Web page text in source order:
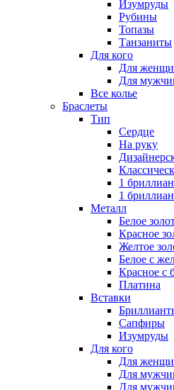
Изумруды
Рубины
Топазы
Танзаниты
Для кого
Для
Для
Все колье
Браслеты
Тип
Сердце
На руку
1
1
Металл
Белое
Красное
Желтое
Белое с
Красное с
Платина
Вставки
Сапфиры
Изумруды
Для кого
Для
Для
Для